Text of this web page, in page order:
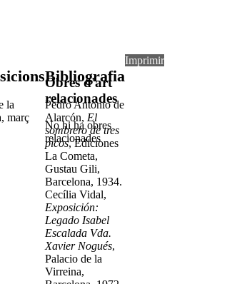
la
març
Bibliografia
Pedro Antonio de
Alarcón, El
sombrero de tres
picos, Ediciones
La Cometa,
Gustau Gili,
Barcelona, 1934.
Cecília Vidal,
Exposición:
Legado Isabel
Escalada Vda.
Xavier Nogués,
Palacio de la
Virreina,
Imprimir
Obres d'art
relacionades
No hi ha obres
relacionades